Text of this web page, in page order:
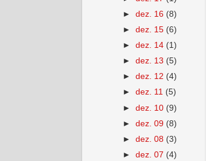
►dez. 16 (8)
►dez. 15 (6)
►dez. 14 (1)
►dez. 13 (5)
►dez. 12 (4)
►dez. 11 (5)
►dez. 10 (9)
►dez. 09 (8)
►dez. 08 (3)
►dez. 07 (4)